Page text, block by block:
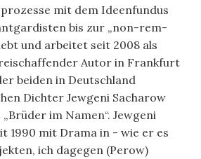
mit dem Ideenfundus
bis zur „non-rem-
und arbeitet seit 2008 als
Autor in Frankfurt
beiden in Deutschland
Dichter Jewgeni Sacharow
im Namen“. Jewgeni
1990 mit Drama in - wie er es
ich dagegen (Perow)